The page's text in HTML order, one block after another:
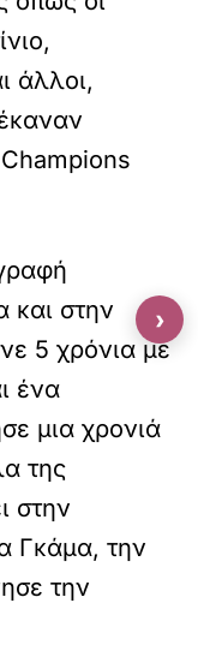
άλλοι,
και στην
5 χρόνια με
ένα
μια χρονιά
της
στην
Γκάμα, την
την
›